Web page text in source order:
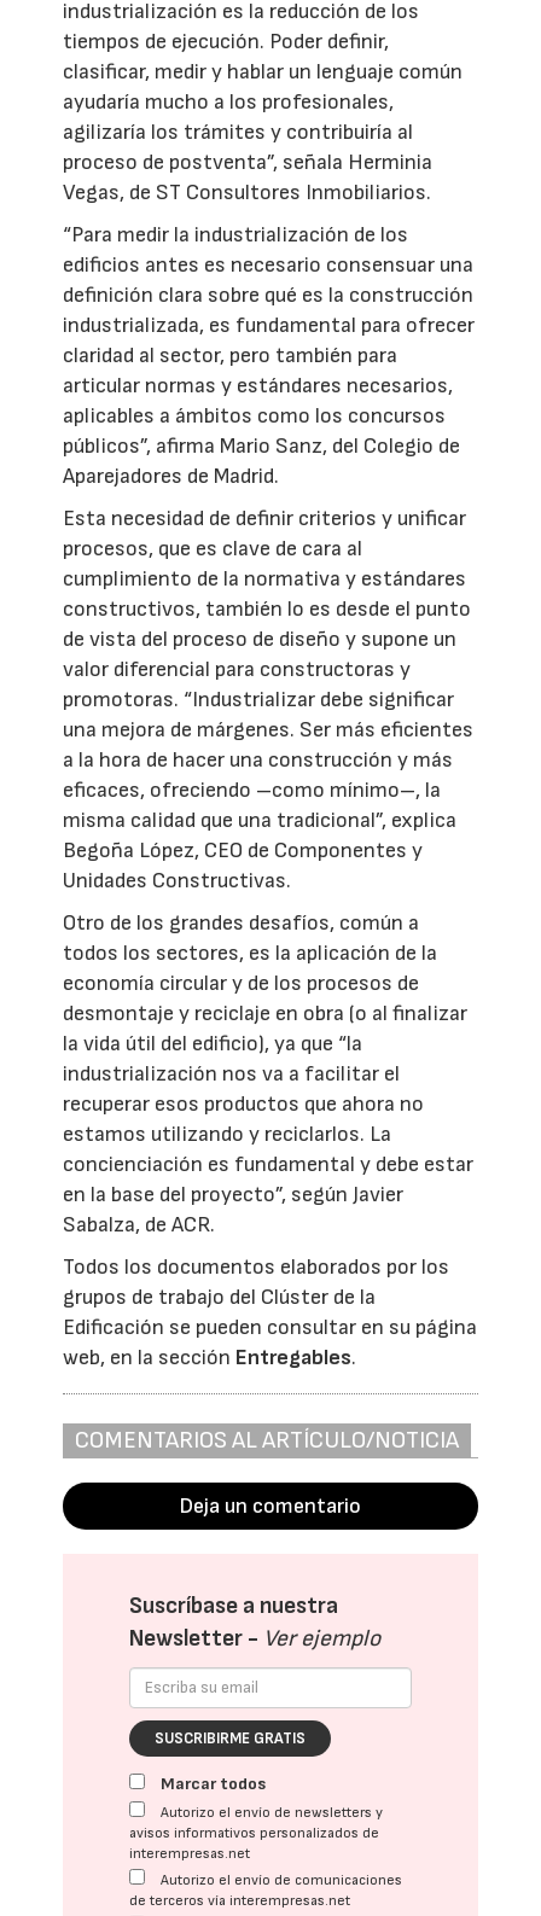
industrialización es la reducción de los
tiempos de ejecución. Poder definir,
clasificar, medir y hablar un lenguaje común
ayudaría mucho a los profesionales,
agilizaría los trámites y contribuiría al
proceso de postventa”, señala Herminia
Vegas, de ST Consultores Inmobiliarios.
“Para medir la industrialización de los
edificios antes es necesario consensuar una
definición clara sobre qué es la construcción
industrializada, es fundamental para ofrecer
claridad al sector, pero también para
articular normas y estándares necesarios,
aplicables a ámbitos como los concursos
públicos”, afirma Mario Sanz, del Colegio de
Aparejadores de Madrid.
Esta necesidad de definir criterios y unificar
procesos, que es clave de cara al
cumplimiento de la normativa y estándares
constructivos, también lo es desde el punto
de vista del proceso de diseño y supone un
valor diferencial para constructoras y
promotoras. “Industrializar debe significar
una mejora de márgenes. Ser más eficientes
a la hora de hacer una construcción y más
eficaces, ofreciendo –como mínimo–, la
misma calidad que una tradicional”, explica
Begoña López, CEO de Componentes y
Unidades Constructivas.
Otro de los grandes desafíos, común a
todos los sectores, es la aplicación de la
economía circular y de los procesos de
desmontaje y reciclaje en obra (o al finalizar
la vida útil del edificio), ya que “la
industrialización nos va a facilitar el
recuperar esos productos que ahora no
estamos utilizando y reciclarlos. La
concienciación es fundamental y debe estar
en la base del proyecto”, según Javier
Sabalza, de ACR.
Todos los documentos elaborados por los
grupos de trabajo del Clúster de la
Edificación se pueden consultar en su página
web, en la sección Entregables.
COMENTARIOS AL ARTÍCULO/NOTICIA
Deja un comentario
Suscríbase a nuestra
Newsletter - Ver ejemplo
SUSCRIBIRME GRATIS
Marcar todos
Autorizo el envío de newsletters y
avisos informativos personalizados de
interempresas.net
Autorizo el envío de comunicaciones
de terceros vía interempresas.net